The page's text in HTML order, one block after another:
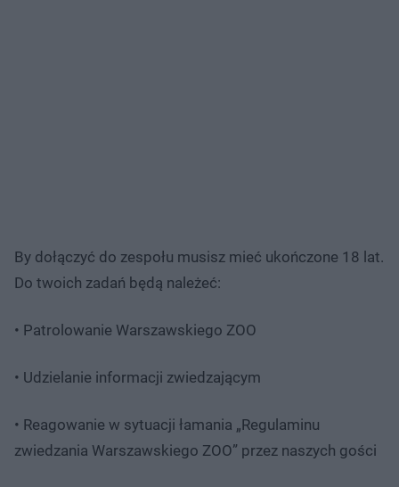
By dołączyć do zespołu musisz mieć ukończone 18 lat.
Do twoich zadań będą należeć:
• Patrolowanie Warszawskiego ZOO️
• Udzielanie informacji zwiedzającym
• ️Reagowanie w sytuacji łamania „Regulaminu
zwiedzania Warszawskiego ZOO” przez naszych gości